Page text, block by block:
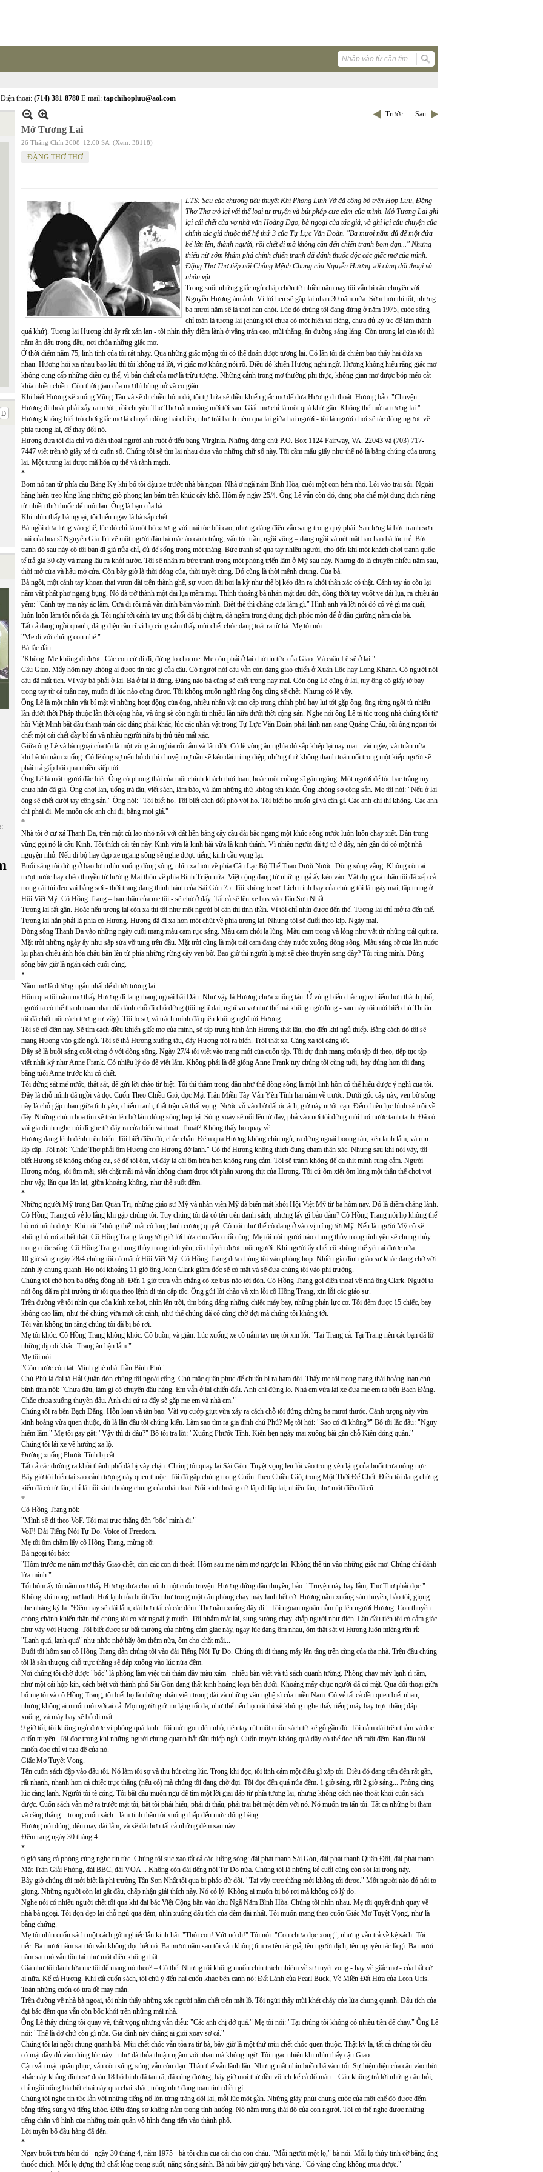
thoại: (714) 381-8780 E-mail: tapchihopluu@aol.com
Trước Sau
Mở Tương Lai
26 Tháng Chín 2008 12:00 SA (Xem: 38118)
ĐẶNG THƠ THƠ
LTS: Sau các chương tiểu thuyết Khi Phong Linh Vỡ đã công bố trên Hợp Lưu, Đặng
Thơ Thơ trở lại với thể loại tự truyện và bút pháp cực cảm của mình. Mở Tương Lai ghi
lại cái chết của vợ nhà văn Hoàng Đạo, bà ngoại của tác giả, và ghi lại câu chuyện của
chính tác giả thuộc thế hệ thứ 3 của Tự Lực Văn Đoàn. "Ba mươi năm đủ để một đứa
bé lớn lên, thành người, rồi chết đi mà không cần đến chiến tranh bom đạn..." Nhưng
thiếu nữ sớm khám phá chính chiến tranh đã đánh thuốc độc các giấc mơ của mình.
Đặng Thơ Thơ tiếp nối Chẳng Mệnh Chung của Nguyễn Hương với cùng đối thoại và
nhân vật.
Trong suốt những giấc ngủ chập chờn từ nhiều năm nay tôi vẫn bị câu chuyện với
Nguyễn Hương ám ảnh. Vì lời hẹn sẽ gặp lại nhau 30 năm nữa. Sớm hơn thì tốt, nhưng
ba mươi năm sẽ là thời hạn chót. Lúc đó chúng tôi đang đứng ở năm 1975, cuộc sống
chỉ toàn là tương lai (chúng tôi chưa có một hiện tại riêng, chưa đủ ký ức để làm thành
quá khứ). Tương lai Hương khi ấy rất xán lạn - tôi nhìn thấy điềm lành ở vầng trán cao, mũi thẳng, ấn đường sáng láng. Còn tương lai của tôi thì
nằm ẩn dấu trong đầu, nơi chứa những giấc mơ.
Ở thời điểm năm 75, linh tính của tôi rất nhạy. Qua những giấc mộng tôi có thể đoán được tương lai. Có lần tôi đã chiêm bao thấy hai đứa xa
nhau. Hương hỏi xa nhau bao lâu thì tôi không trả lời, vì giấc mơ không nói rõ. Điều đó khiến Hương nghi ngờ. Hương không hiểu rằng giấc mơ
không cung cấp những điều cụ thể, vì bản chất của mơ là trừu tượng. Những cảnh trong mơ thường phi thực, không gian mơ được bóp méo cắt
khía nhiều chiều. Còn thời gian của mơ thì bùng nở và co giãn.
Khi biết Hương sẽ xuống Vũng Tàu và sẽ đi chiều hôm đó, tôi tự hứa sẽ điều khiển giấc mơ để đưa Hương đi thoát. Hương bảo: "Chuyện
Hương đi thoát phải xảy ra trước, rồi chuyện Thơ Thơ nằm mộng mới tới sau. Giấc mơ chỉ là một quá khứ gần. Không thể mở ra tương lai."
Hương không biết trò chơi giấc mơ là chuyển động hai chiều, như trái banh ném qua lại giữa hai người - tôi là người chơi sẽ tác động ngược về
phía tương lai, để thay đổi nó.
Hương đưa tôi địa chỉ và điện thoại người anh ruột ở tiểu bang Virginia. Những dòng chữ P.O. Box 1124 Fairway, VA. 22043 và (703) 717-
7447 viết trên tờ giấy xé từ cuốn sổ. Chúng tôi sẽ tìm lại nhau dựa vào những chữ số này. Tôi cầm mẩu giấy như thể nó là bằng chứng của tương
lai. Một tương lai được mã hóa cụ thể và rành mạch.
*
Bom nổ ran từ phía cầu Băng Ky khi bố tôi đậu xe trước nhà bà ngoại. Nhà ở ngã năm Bình Hòa, cuối một con hẻm nhỏ. Lối vào trải sỏi. Ngoài
hàng hiên treo lủng lảng những giò phong lan bám trên khúc cây khô. Hôm ấy ngày 25/4. Ông Lê vẫn còn đó, đang pha chế một dung dịch riêng
từ nhiều thứ thuốc để nuôi lan. Ông là bạn của bà.
Khi nhìn thấy bà ngoại, tôi hiểu ngay là bà sắp chết.
Bà ngồi dựa lưng vào ghế, lúc đó chỉ là một bộ xương với mái tóc búi cao, nhưng dáng điệu vẫn sang trọng quý phái. Sau lưng là bức tranh sơn
mài của họa sĩ Nguyễn Gia Trí vẽ một người đàn bà mặc áo cánh trắng, vấn tóc trần, ngồi võng – dáng ngồi và nét mặt hao hao bà lúc trẻ. Bức
tranh đó sau này cô tôi bán đi giá nửa chỉ, đủ để sống trong một tháng. Bức tranh sẽ qua tay nhiều người, cho đến khi một khách chơi tranh quốc
tế trả giá 30 cây và mang lậu ra khỏi nước. Tôi sẽ nhận ra bức tranh trong một phòng triển lãm ở Mỹ sau này. Nhưng đó là chuyện nhiều năm sau,
thời mở cửa và hậu mở cửa. Còn bây giờ là thời đóng cửa, thời tuyệt cùng. Đó cũng là thời mệnh chung. Của bà.
Bà ngồi, một cánh tay khoan thai vươn dài trên thành ghế, sự vươn dài hơi lạ kỳ như thể bị kéo dãn ra khỏi thân xác có thật. Cánh tay áo còn lại
nằm vắt phất phơ ngang bụng. Nó đã trở thành một dải lụa mềm mại. Thỉnh thoảng bà nhăn mặt đau đớn, đồng thời tay vuốt ve dải lụa, ra chiều âu
yếm: "Cánh tay ma này ác lắm. Cưa đi rồi mà vẫn dính bám vào mình. Biết thế thì chẳng cưa làm gì." Hình ảnh và lời nói đó có vẻ gì ma quái,
luôn luôn làm tôi nổi da gà. Tôi nghĩ tới cánh tay ung thối đã bị chặt ra, đã ngâm trong dung dịch phóc môn để ở đầu giường nằm của bà.
Tất cả đang ngồi quanh, dáng điệu rầu rĩ vì họ cùng cảm thấy mùi chết chóc đang toát ra từ bà. Mẹ tôi nói:
"Me đi với chúng con nhé."
Bà lắc đầu:
"Không. Me không đi được. Các con cứ đi đi, đừng lo cho me. Me còn phải ở lại chờ tin tức của Giao. Và cạâu Lê sẽ ở lại."
Cậu Giao. Mấy hôm nay không ai được tin tức gì của cậu. Có người nói cậu vẫn còn đang giao chiến ở Xuân Lộc hay Long Khánh. Có người nói
cậu đã mất tích. Vì vậy bà phải ở lại. Bà ở lại là đúng. Đàng nào bà cũng sẽ chết trong nay mai. Còn ông Lê cũng ở lại, tuy ông có giấy tờ bay
trong tay từ cả tuần nay, muốn đi lúc nào cũng được. Tôi không muốn nghĩ rằng ông cũng sẽ chết. Nhưng có lẽ vậy.
Ông Lê là một nhân vật bí mật vì những hoạt động của ông, nhiều nhân vật cao cấp trong chính phủ hay lui tới gặp ông, ông từng ngồi tù nhiều
lần dưới thời Pháp thuộc lẫn thời cộng hòa, và ông sẽ còn ngồi tù nhiều lần nữa dưới thời cộng sản. Nghe nói ông Lê tá túc trong nhà chúng tôi từ
hồi Việt Minh bắt đầu thanh toán các đảng phái khác, lúc các nhân vật trong Tự Lực Văn Đoàn phải lánh nạn sang Quảng Châu, rồi ông ngoại tôi
chết một cái chết đầy bí ẩn và nhiều người nữa bị thủ tiêu mất xác.
Giữa ông Lê và bà ngoại của tôi là một vòng ân nghĩa rối rắm và lâu đời. Có lẽ vòng ân nghĩa đó sắp khép lại nay mai - vài ngày, vài tuần nữa...
khi bà tôi nằm xuống. Có lẽ ông sợ nếu bỏ đi thì chuyện nợ nần sẽ kéo dài trùng điệp, những thứ không thanh toán nổi trong một kiếp người sẽ
phải trả gấp bội qua nhiều kiếp tới.
Ông Lê là một người đặc biệt. Ông có phong thái của một chính khách thời loạn, hoặc một cuồng sĩ gàn ngông. Một người để tóc bạc trắng tuy
chưa hẳn đã già. Ông chơi lan, uống trà tầu, viết sách, làm báo, và làm những thứ không tên khác. Ông không sợ cộng sản. Mẹ tôi nói: "Nếu ở lại
ông sẽ chết dưới tay cộng sản." Ông nói: "Tôi biết họ. Tôi biết cách đối phó với họ. Tôi biết họ muốn gì và cần gì. Các anh chị thì không. Các anh
chị phải đi. Me muốn các anh chị đi, bằng mọi giá."
*
Nhà tôi ở cư xá Thanh Đa, trên một cù lao nhỏ nối với đất liền bằng cây cầu dài bắc ngang một khúc sông nước luôn luôn chảy xiết. Dân trong
vùng gọi nó là cầu Kinh. Tôi thích cái tên này. Kinh vừa là kinh hãi vừa là kinh thánh. Vì nhiều người đã tự tử ở đây, nên gần đó có một nhà
nguyện nhỏ. Nếu đi bộ hay đạp xe ngang sông sẽ nghe được tiếng kinh cầu vọng lại.
Buổi sáng tôi đứng ở bao lơn nhìn xuống dòng sông, nhìn xa hơn về phía Câu Lạc Bộ Thể Thao Dưới Nước. Dòng sông vắng. Không còn ai
trượt nước hay chèo thuyền từ hướng Mai thôn về phía Bình Triệu nữa. Việt cộng đang từ những ngả ấy kéo vào. Vật dụng cá nhân tôi đã xếp cả
trong cái túi đeo vai bằng sợi - thời trang đang thịnh hành của Sài Gòn 75. Tôi không lo sợ. Lịch trình bay của chúng tôi là ngày mai, tập trung ở
Hội Việt Mỹ. Cô Hồng Trang – bạn thân của mẹ tôi - sẽ chờ ở đấy. Tất cả sẽ lên xe bus vào Tân Sơn Nhất.
Tương lai rất gần. Hoặc nếu tương lai còn xa thì tôi như một người bị cận thị tinh thần. Vì tôi chỉ nhìn được đến thế. Tương lai chỉ mở ra đến thế.
Tương lai hẳn phải là phía có Hương. Hương đã đi xa hơn một chút về phía tương lai. Nhưng tôi sẽ đuổi theo kịp. Ngày mai.
Dòng sông Thanh Đa vào những ngày cuối mang màu cam rực sáng. Màu cam chói lạ lùng. Màu cam trong và lỏng như vắt từ những trái quít ra.
Mặt trời những ngày ấy như sắp sửa vỡ tung trên đầu. Mặt trời cũng là một trái cam đang chảy nước xuống dòng sông. Màu sáng rỡ của làn nuớc
lại phản chiếu ánh hỏa châu bắn lên từ phía những rừng cây ven bờ. Bao giờ thì người lạ mặt sẽ chèo thuyền sang đây? Tôi rùng mình. Dòng
sông bây giờ là ngăn cách cuối cùng.
*
Nằm mơ là đường ngắn nhất để đi tới tương lai.
Hôm qua tôi nằm mơ thấy Hương đi lang thang ngoài bãi Dâu. Như vậy là Hương chưa xuống tàu. Ở vùng biển chắc nguy hiểm hơn thành phố,
người ta có thể thanh toán nhau để dành chỗ đi chỗ đứng (tôi nghĩ dại, nghĩ vu vơ như thế mà không ngờ đúng - sau này tôi mới biết chú Thuần
tôi đã chết một cách tương tự vậy). Tôi lo sợ, và trách mình đã quên không nghĩ tới Hương.
Tôi sẽ cố đêm nay. Sẽ tìm cách điều khiển giấc mơ của mình, sẽ tập trung hình ảnh Hương thật lâu, cho đến khi ngủ thiếp. Bằng cách đó tôi sẽ
mang Hương vào giấc ngủ. Tôi sẽ thả Hương xuống tàu, đẩy Hương trôi ra biển. Trôi thật xa. Càng xa tôi càng tốt.
Đây sẽ là buổi sáng cuối cùng ở với dòng sông. Ngày 27/4 tôi viết vào trang mới của cuốn tập. Tôi dự định mang cuốn tập đi theo, tiếp tục tập
viết nhật ký như Anne Frank. Có nhiều lý do để viết lắm. Không phải là để giống Anne Frank tuy chúng tôi cùng tuổi, hay đúng hơn tôi đang
bằng tuổi Anne trước khi cô chết.
Tôi đứng sát mé nước, thật sát, để gửi lời chào từ biệt. Tôi thì thầm trong đầu như thể dòng sông là một linh hồn có thể hiểu được ý nghĩ của tôi.
Đây là chỗ mình đã ngồi và đọc Cuốn Theo Chiều Gió, đọc Mặt Trận Miền Tây Vẫn Yên Tĩnh hai năm về trước. Dưới gốc cây này, ven bờ sông
này là chỗ gặp nhau giữa tình yêu, chiến tranh, thất trận và thất vọng. Nước vỗ vào bờ đất óc ách, giờ này nước cạn. Đến chiều lục bình sẽ trôi về
đây. Những chùm hoa tím sẽ tràn lên bờ làm dòng sông hẹp lại. Sóng xoáy sẽ nổi lên từ đáy, phả vào nơi tôi đứng mùi hơi nước tanh tanh. Đã có
vài gia đình nghe nói đi ghe từ đây ra cửa biển và thoát. Thoát? Không thấy họ quay về.
Hương đang lênh đênh trên biển. Tôi biết điều đó, chắc chắn. Đêm qua Hương không chịu ngủ, ra đứng ngoài boong tàu, kêu lạnh lắm, và run
lập cập. Tôi nói: "Chắc Thơ phải ôm Hương cho Hương đỡ lạnh." Có thể Hương không thích đụng chạm thân xác. Nhưng sau khi nói vậy, tôi
biết Hương sẽ không chống cự, sẽ để tôi ôm, vì đây là cái ôm hứa hẹn không rung cảm. Tôi sẽ tránh không để da thịt mình rung cảm. Người
Hương mỏng, tôi ôm mãi, siết chặt mãi mà vẫn không chạm được tới phần xương thịt của Hương. Tôi cứ ôm xiết ôm lỏng một thân thể chơi vơi
như vậy, lăn qua lăn lại, giữa khoảng không, như thế suốt đêm.
*
Những người Mỹ trong Ban Quản Trị, những giáo sư Mỹ và nhân viên Mỹ đã biến mất khỏi Hội Việt Mỹ từ ba hôm nay. Đó là điềm chẳng lành.
Cô Hồng Trang có vẻ lo lắng khi gặp chúng tôi. Tuy chúng tôi đã có tên trên danh sách, nhưng lấy gì bảo đảm? Cô Hồng Trang nói họ không thể
bỏ rơi mình được. Khi nói "không thể" mắt cô long lanh cương quyết. Cô nói như thể cô đang ở vào vị trí người Mỹ. Nếu là người Mỹ cô sẽ
không bỏ rơi ai hết thật. Cô Hồng Trang là người giữ lời hứa cho đến cuối cùng. Mẹ tôi nói người nào chung thủy trong tình yêu sẽ chung thủy
trong cuộc sống. Cô Hồng Trang chung thủy trong tình yêu, cô chỉ yêu được một người. Khi người ấy chết cô không thể yêu ai được nữa.
10 giờ sáng ngày 28/4 chúng tôi có mặt ở Hội Việt Mỹ. Cô Hồng Trang đưa chúng tôi vào phòng họp. Nhiều gia đình giáo sư khác đang chờ với
hành lý chung quanh. Họ nói khoảng 11 giờ ông John Clark giám đốc sẽ có mặt và sẽ đưa chúng tôi vào phi trường.
Chúng tôi chờ hơn ba tiếng đồng hồ. Đến 1 giờ trưa vẫn chẳng có xe bus nào tới đón. Cô Hồng Trang gọi điện thoại về nhà ông Clark. Người ta
nói ông đã ra phi trường từ tối qua theo lệnh di tản cấp tốc. Ông gửi lời chào và xin lỗi cô Hồng Trang, xin lỗi các giáo sư.
Trên đường về tôi nhìn qua cửa kính xe hơi, nhìn lên trời, tìm bóng dáng những chiếc máy bay, những phản lực cơ. Tôi đếm được 15 chiếc, bay
không cao lắm, như thể chúng vừa mới cất cánh, như thể chúng đã cố công chờ đợi mà chúng tôi không tới.
Tôi vẫn không tin rằng chúng tôi đã bị bỏ rơi.
Mẹ tôi khóc. Cô Hồng Trang không khóc. Cô buồn, và giận. Lúc xuống xe cô nắm tay mẹ tôi xin lỗi: "Tại Trang cả. Tại Trang nên các bạn đã lỡ
những dịp đi khác. Trang ân hận lắm."
Mẹ tôi nói:
"Còn nước còn tát. Mình ghé nhà Trần Bình Phú."
Chú Phú là đại tá Hải Quân đón chúng tôi ngoài cổng. Chú mặc quân phục để chuẩn bị ra hạm đội. Thấy mẹ tôi trong trạng thái hoảng loạn chú
bình tĩnh nói: "Chưa đâu, làm gì có chuyện đầu hàng. Em vẫn ở lại chiến đấu. Anh chị đừng lo. Nhà em vừa lái xe đưa mẹ em ra bến Bạch Đằng.
Chắc chưa xuống thuyền đâu. Anh chị cứ ra đấy sẽ gặp mẹ em và nhà em."
Chúng tôi ra bến Bạch Đằng. Hỗn loạn và tàn bạo. Vài vụ cướp giựt vừa xảy ra cách chỗ tôi đứng chừng ba mươi thước. Cảnh tượng này vừa
kinh hoàng vừa quen thuộc, dù là lần đầu tôi chứng kiến. Làm sao tìm ra gia đình chú Phú? Mẹ tôi hỏi: "Sao có đi không?" Bố tôi lắc đầu: "Nguy
hiểm lắm." Mẹ tôi gay gắt: "Vậy thì đi đâu?" Bố tôi trả lời: "Xuống Phước Tĩnh. Kiên hẹn ngày mai xuống bãi gần chỗ Kiên đóng quân."
Chúng tôi lái xe về hướng xa lộ.
Đường xuống Phước Tĩnh bị cắt.
Tất cả các đường ra khỏi thành phố đã bị vây chặn. Chúng tôi quay lại Sài Gòn. Tuyệt vọng len lỏi vào trong yên lặng của buổi trưa nóng nực.
Bây giờ tôi hiểu tại sao cảnh tượng này quen thuộc. Tôi đã gặp chúng trong Cuốn Theo Chiều Gió, trong Một Thời Để Chết. Điều tôi đang chứng
kiến đã có từ lâu, chỉ là nỗi kinh hoàng chung của nhân loại. Nỗi kinh hoàng cứ lặp đi lặp lại, nhiều lần, như một điều đã cũ.
*
Cô Hồng Trang nói:
"Mình sẽ đi theo VoF. Tối mai trực thăng đến ‘bốc’ mình đi."
VoF! Đài Tiếng Nói Tự Do. Voice of Freedom.
Mẹ tôi ôm chầm lấy cô Hồng Trang, mừng rỡ.
Bà ngoại tôi bảo:
"Hôm trước me nằm mơ thấy Giao chết, còn các con đi thoát. Hôm sau me nằm mơ ngược lại. Không thể tin vào những giấc mơ. Chúng chỉ đánh
lừa mình."
Tối hôm ấy tôi nằm mơ thấy Hương đưa cho mình một cuốn truyện. Hương đứng đầu thuyền, bảo: "Truyện này hay lắm, Thơ Thơ phải đọc."
Không khí trong mơ lạnh. Hơi lạnh tỏa buốt đều như trong một căn phòng chạy máy lạnh hết cỡ. Hương nằm xuống sàn thuyền, bảo tôi, giọng
nhẹ nhàng kỳ lạ: "Đêm nay sẽ dài lắm, dài hơn tất cả các đêm. Thơ nằm xuống đây đi." Tôi ngoan ngoãn nằm úp lên người Hương. Con thuyền
chòng chành khiến thân thể chúng tôi cọ xát ngoài ý muốn. Tôi nhắm mắt lại, sung sướng chạy khắp người như điện. Lần đầu tiên tôi có cảm giác
như vậy với Hương. Tôi biết được sự bất thường của những cảm giác này, ngay lúc đang ôm nhau, ôm thật sát vì Hương luôn miệng rên rỉ:
"Lạnh quá, lạnh quá" như nhắc nhở hãy ôm thêm nữa, ôm cho chặt mãi...
Buổi tối hôm sau cô Hồng Trang dẫn chúng tôi vào đài Tiếng Nói Tự Do. Chúng tôi đi thang máy lên tầng trên cùng của tòa nhà. Trên đầu chúng
tôi là sân thượng chỗ trực thăng sẽ đáp xuống vào lúc nửa đêm.
Nơi chúng tôi chờ được "bốc" là phòng làm việc trải thảm dầy màu xám - nhiều bàn viết và tủ sách quanh tường. Phòng chạy máy lạnh rì rầm,
như một cái hộp kín, cách biệt với thành phố Sài Gòn đang thất kinh hoảng loạn bên dưới. Khoảng mấy chục người đã có mặt. Qua đối thoại giữa
bố mẹ tôi và cô Hồng Trang, tôi biết họ là những nhân viên trong đài và những văn nghệ sĩ của miền Nam. Có vẻ tất cả đều quen biết nhau,
nhưng không ai muốn nói với ai cả. Mọi người giữ im lặng tối đa, như thể nếu họ nói thì sẽ không nghe thấy tiếng máy bay trực thăng đáp
xuống, và máy bay sẽ bỏ đi mất.
9 giờ tối, tôi không ngủ được vì phòng quá lạnh. Tôi mở ngọn đèn nhỏ, tiện tay rút một cuốn sách từ kệ gỗ gần đó. Tôi nằm dài trên thảm và đọc
cuốn truyện. Tôi đọc trong khi những người chung quanh bắt đầu thiếp ngủ. Cuốn truyện không quá dầy có thể đọc hết một đêm. Ban đầu tôi
muốn đọc chỉ vì tựa đề của nó.
Giấc Mơ Tuyệt Vọng.
Tên cuốn sách đập vào đầu tôi. Nó làm tôi sợ và thu hút cùng lúc. Trong khi đọc, tôi linh cảm một điều gì xắp tới. Điều đó đang tiến đến rất gần,
rất nhanh, nhanh hơn cả chiếc trực thăng (nếu có) mà chúng tôi đang chờ đợi. Tôi đọc đến quá nửa đêm. 1 giờ sáng, rồi 2 giờ sáng... Phòng càng
lúc càng lạnh. Người tôi tê cóng. Tôi bắt đầu muốn ngủ để tìm một lời giải đáp từ phía tương lai, nhưng không cách nào thoát khỏi cuốn sách
được. Cuốn sách vẫn mở ra trước mặt tôi, bắt tôi phải hiểu, phải đi thấu, phải trải hết một đêm với nó. Nó muốn tra tấn tôi. Tất cả những bi thảm
và căng thẳng – trong cuốn sách - làm tinh thần tôi xuống thấp đến mức đóng băng.
Hương nói đúng, đêm nay dài lắm, và sẽ dài hơn tất cả những đêm sau này.
Đêm rạng ngày 30 tháng 4.
*
6 giờ sáng cả phòng cùng nghe tin tức. Chúng tôi sục xạo tất cả các luồng sóng: đài phát thanh Sài Gòn, đài phát thanh Quân Đội, đài phát thanh
Mặt Trận Giải Phóng, đài BBC, đài VOA... Không còn đài tiếng nói Tự Do nữa. Chúng tôi là những kẻ cuối cùng còn sót lại trong này.
Bây giờ chúng tôi mới biết là phi trường Tân Sơn Nhất tối qua bị pháo dữ dội. "Tại vậy trực thăng mới không tới được." Một người nào đó nói to
giọng. Những người còn lại gật đầu, chấp nhận giải thích này. Nó có lý. Không ai muốn bị bỏ rơi mà không có lý do.
Nghe nói có nhiều người chết tối qua khi đại bác Việt Cộng bắn vào khu Ngã Năm Bình Hòa. Chúng tôi nhìn nhau. Mẹ tôi quyết định quay về
nhà bà ngoại. Tôi dọn dẹp lại chỗ ngủ qua đêm, nhìn xuống dấu tích của đêm dài nhất. Tôi muốn mang theo cuốn Giấc Mơ Tuyệt Vọng, như là
bằng chứng.
Mẹ tôi nhìn cuốn sách một cách gớm ghiếc lẫn kinh hãi: "Thôi con! Vứt nó đi!" Tôi nói: "Con chưa đọc xong", nhưng vẫn trả về kệ sách. Tôi
tiếc. Ba mươi năm sau tôi vẫn không đọc hết nó. Ba mươi năm sau tôi vẫn không tìm ra tên tác giả, tên người dịch, tên nguyên tác là gì. Ba mươi
năm sau nó vẫn tồn tại như một điều không thật.
Giá như tôi đánh lừa mẹ tôi để mang nó theo? – Có thể. Nhưng tôi không muốn chịu trách nhiệm về sự tuyệt vọng - hay về giấc mơ - của bất cứ
ai nữa. Kể cả Hương. Khi cất cuốn sách, tôi chú ý đến hai cuốn khác bên cạnh nó: Đất Lành của Pearl Buck, Về Miền Đất Hứa của Leon Uris.
Toàn những cuốn có tựa đề may mắn.
Trên đường về nhà bà ngoại, tôi nhìn thấy những xác người nằm chết trên mặt lộ. Tôi ngửi thấy mùi khét cháy của lửa chung quanh. Dấu tích của
đại bác đêm qua vẫn còn bốc khói trên những mái nhà.
Ông Lê thấy chúng tôi quay về, thất vọng nhưng vẫn diễu: "Các anh chị dở quá." Mẹ tôi nói: "Tại chúng tôi không có nhiều tiền để chạy." Ông Lê
nói: "Thế là dở chứ còn gì nữa. Gia đình này chẳng ai giỏi xoay sở cả."
Chúng tôi lại ngồi chung quanh bà. Mùi chết chóc vẫn tỏa ra từ bà, bây giờ là một thứ mùi chết chóc quen thuộc. Thật kỳ lạ, tất cả chúng tôi đều
có mặt đầy đủ vào đúng lúc này - như đã thỏa thuận ngầm với nhau mà không ngờ. Tôi ngạc nhiên khi nhìn thấy cậu Giao.
Cậu vẫn mặc quân phục, vẫn còn súng, súng vẫn còn đạn. Thân thể vẫn lành lặn. Nhưng mắt nhìn buồn bã và u tối. Sự hiện diện của cậu vào thời
khắc này khẳng định sư đoàn 18 bộ binh đã tan rã, đã cùng đường, bây giờ mọi thứ đều vô ích kể cả đổ máu... Cậu không trả lời những câu hỏi,
chỉ ngồi uống bia hết chai này qua chai khác, trông như đang toan tính điều gì.
Chúng tôi nghe tin tức lẫn với những tiếng nổ lớn từng tràng dội lại, mỗi lúc một gần. Những giây phút chung cuộc của một chế độ được đếm
bằng tiếng súng và tiếng khóc. Điều đáng sợ không nằm trong tình huống. Nó nằm trong thái độ của con người. Tôi có thể nghe được những
tiếng chân vô hình của những toán quân vô hình đang tiến vào thành phố.
Lời tuyên bố đầu hàng đã đến.
*
Ngay buổi trưa hôm đó - ngày 30 tháng 4, năm 1975 - bà tôi chia của cải cho con cháu. "Mỗi người một lọ," bà nói. Mỗi lọ thủy tinh cỡ bằng ống
thuốc chích. Mỗi lọ đựng thứ chất lỏng trong suốt, nặng sóng sánh. Bà nói bây giờ quý hơn vàng. "Có vàng cũng không mua được."